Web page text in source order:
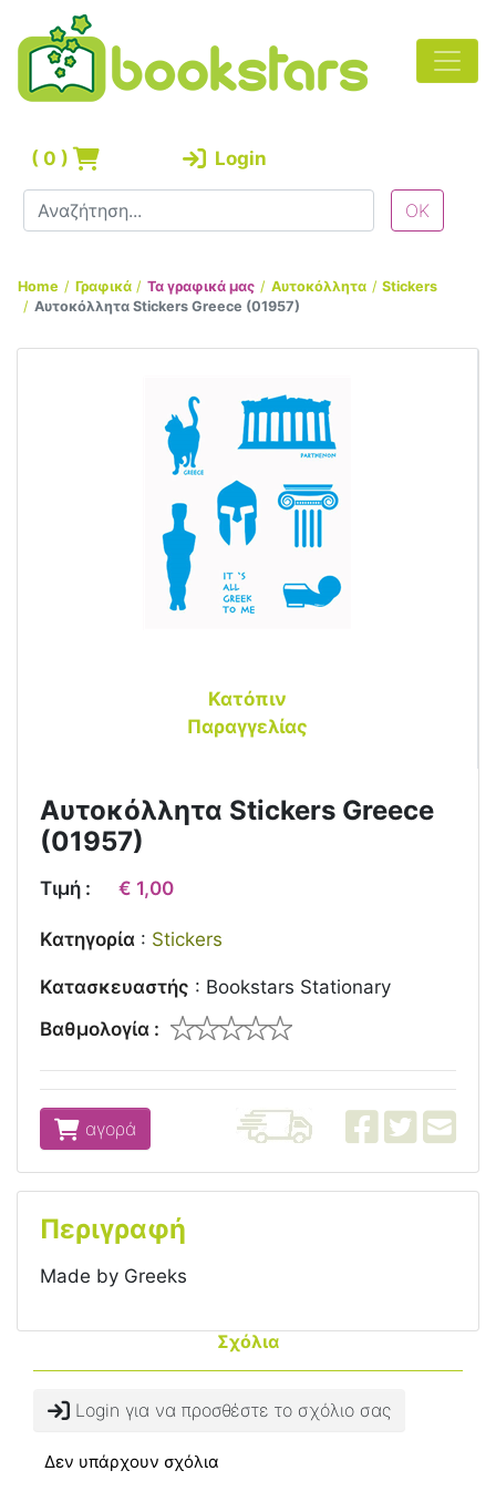
( 0 ) Login
Home Γραφικά Τα γραφικά μας Αυτοκόλλητα
Stickers
Αυτοκόλλητα Stickers Greece (01957)
Κατόπιν
Παραγγελίας
Αυτοκόλλητα Stickers Greece
(01957)
Τιμή : € 1,00
Κατηγορία : Stickers
Κατασκευαστής : Bookstars Stationary
Βαθμολογία :
αγορά
Περιγραφή
Made by Greeks
Σχόλια
Login για να προσθέστε το σχόλιο σας
Δεν υπάρχουν σχόλια